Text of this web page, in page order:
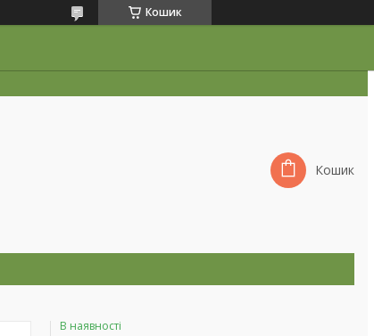
Кошик
Кошик
В наявності